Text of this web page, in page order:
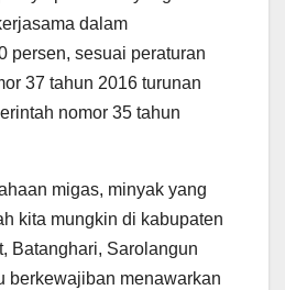
dalam
persen, sesuai peraturan
37 tahun 2016 turunan
nomor 35 tahun
migas, minyak yang
kita mungkin di kabupaten
Batanghari, Sarolangun
berkewajiban menawarkan